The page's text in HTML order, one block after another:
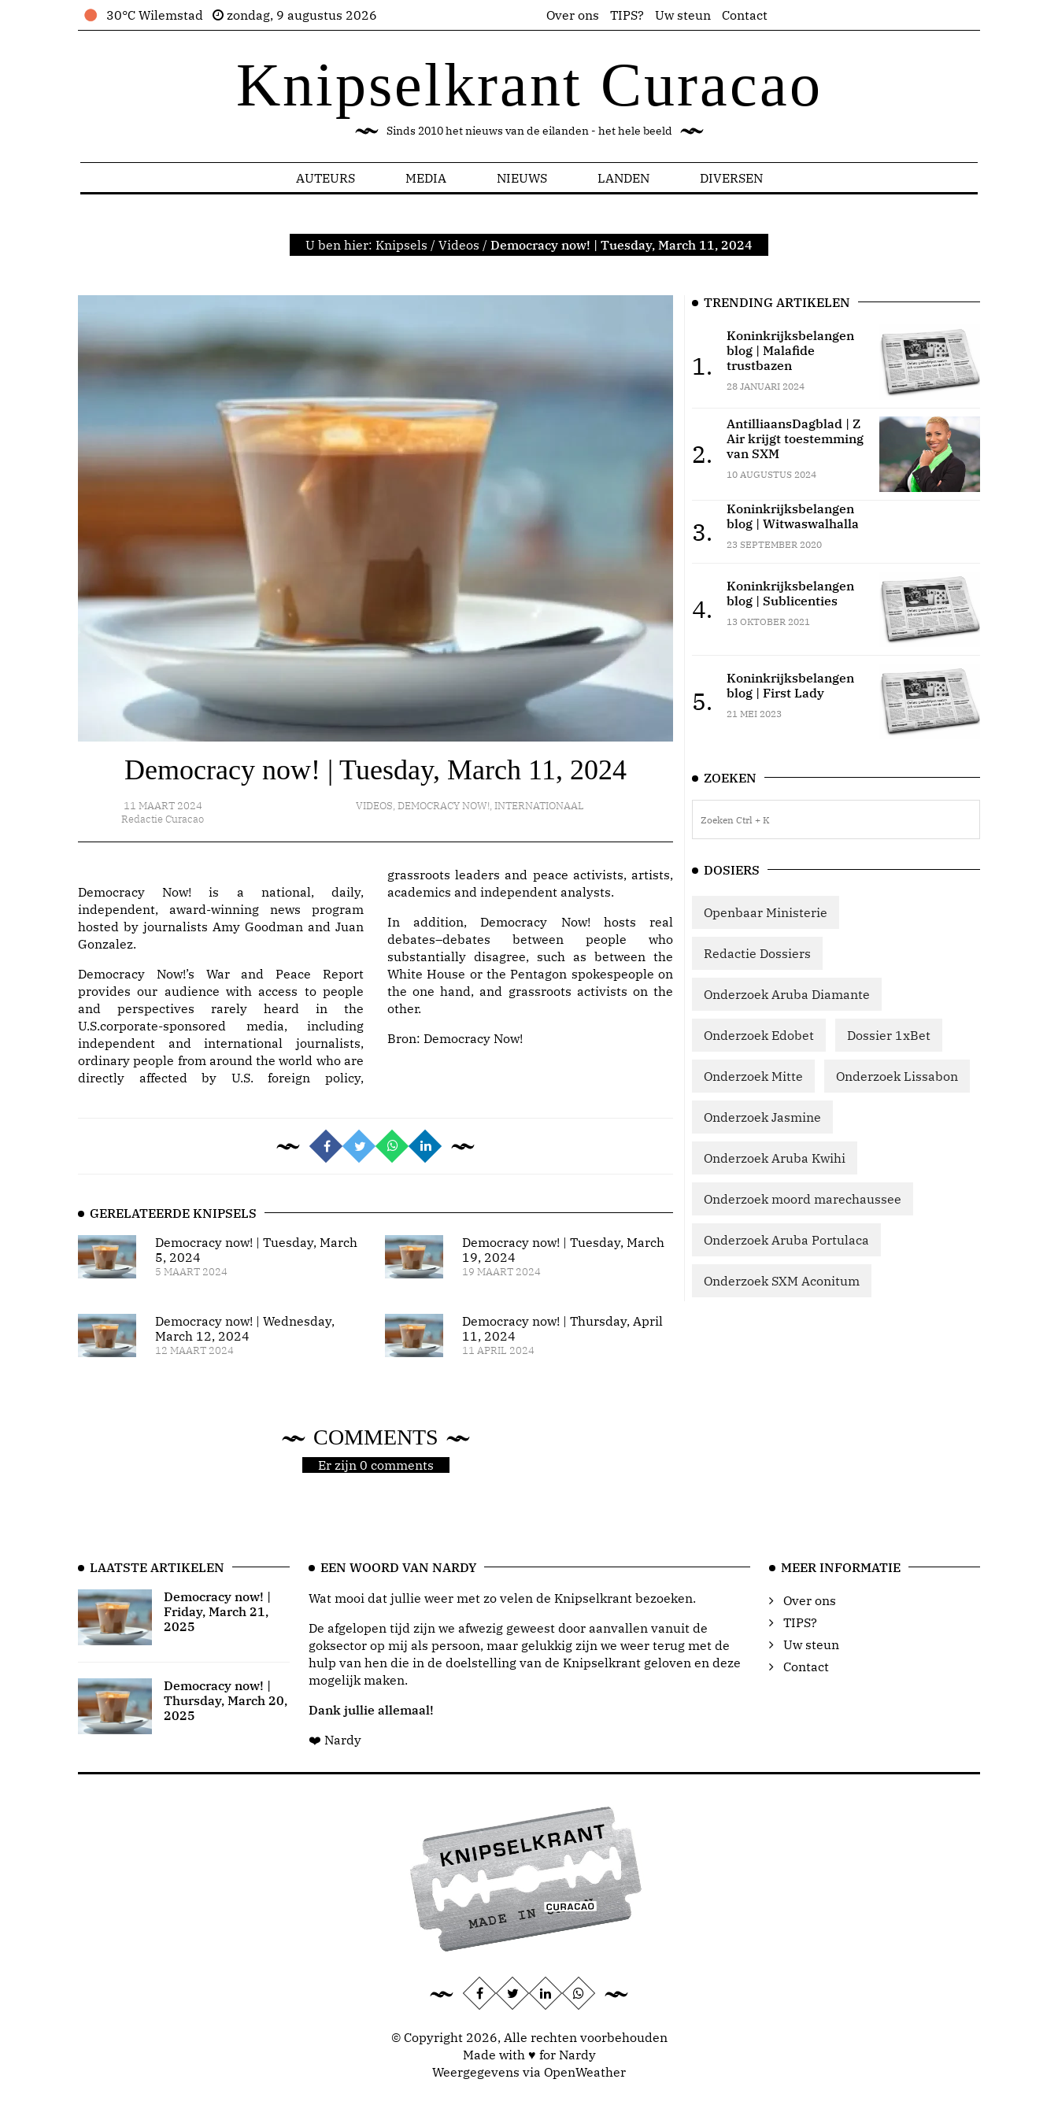
30°C Wilemstad zondag, 9 augustus 2026 Over ons TIPS? Uw steun Contact
Knipselkrant Curacao
Sinds 2010 het nieuws van de eilanden - het hele beeld
AUTEURS MEDIA NIEUWS LANDEN DIVERSEN
U ben hier: Knipsels / Videos / Democracy now! | Tuesday, March 11, 2024
Democracy now! | Tuesday, March 11, 2024
11 MAART 2024
Redactie Curacao
VIDEOS, DEMOCRACY NOW!, INTERNATIONAAL
Democracy Now! is a national, daily,
independent, award-winning news program
hosted by journalists Amy Goodman and Juan
Gonzalez.
Democracy Now!’s War and Peace Report
provides our audience with access to people
and perspectives rarely heard in the
U.S.corporate-sponsored media, including
independent and international journalists,
ordinary people from around the world who are
directly affected by U.S. foreign policy,
grassroots leaders and peace activists, artists,
academics and independent analysts.
In addition, Democracy Now! hosts real
debates–debates between people who
substantially disagree, such as between the
White House or the Pentagon spokespeople on
the one hand, and grassroots activists on the
other.
Bron: Democracy Now!
GERELATEERDE KNIPSELS
Democracy now! | Tuesday, March
5, 2024
5 MAART 2024
Democracy now! | Wednesday,
March 12, 2024
12 MAART 2024
Democracy now! | Tuesday, March
19, 2024
19 MAART 2024
Democracy now! | Thursday, April
11, 2024
11 APRIL 2024
COMMENTS
Er zijn 0 comments
TRENDING ARTIKELEN
1.
Koninkrijksbelangen
blog | Malafide
trustbazen
28 JANUARI 2024
2.
AntilliaansDagblad | Z
Air krijgt toestemming
van SXM
10 AUGUSTUS 2024
3.
Koninkrijksbelangen
blog | Witwaswalhalla
23 SEPTEMBER 2020
4.
Koninkrijksbelangen
blog | Sublicenties
13 OKTOBER 2021
5.
Koninkrijksbelangen
blog | First Lady
21 MEI 2023
ZOEKEN
DOSIERS
Openbaar Ministerie
Redactie Dossiers
Onderzoek Aruba Diamante
Onderzoek Edobet Dossier 1xBet
Onderzoek Mitte Onderzoek Lissabon
Onderzoek Jasmine
Onderzoek Aruba Kwihi
Onderzoek moord marechaussee
Onderzoek Aruba Portulaca
Onderzoek SXM Aconitum
LAATSTE ARTIKELEN
Democracy now! |
Friday, March 21,
2025
Democracy now! |
Thursday, March 20,
2025
EEN WOORD VAN NARDY
Wat mooi dat jullie weer met zo velen de Knipselkrant bezoeken.
De afgelopen tijd zijn we afwezig geweest door aanvallen vanuit de
goksector op mij als persoon, maar gelukkig zijn we weer terug met de
hulp van hen die in de doelstelling van de Knipselkrant geloven en deze
mogelijk maken.
Dank jullie allemaal!
❤️ Nardy
MEER INFORMATIE
Over ons
TIPS?
Uw steun
Contact
© Copyright 2026, Alle rechten voorbehouden
Made with ♥ for Nardy
Weergegevens via OpenWeather